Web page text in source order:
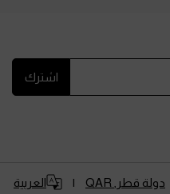
اشترك
دولة قطر, QAR العربية